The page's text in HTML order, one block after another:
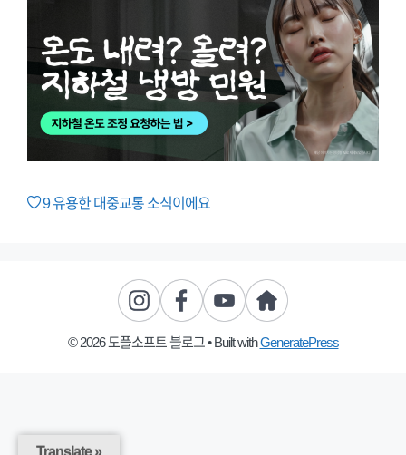
9유용한 대중교통 소식이에요
© 2026 도플소프트 블로그• Built withGeneratePress
Translate »